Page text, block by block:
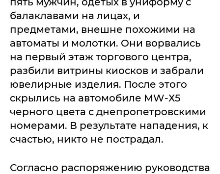
балаклавами на лицах, и
предметами, внешне похожими на
автоматы и молотки. Они ворвались
на первый этаж торгового центра,
разбили витрины киосков и забрали
ювелирные изделия. После этого
скрылись на автомобиле MW-Х5
черного цвета с днепропетровскими
номерами. В результате нападения, к
счастью, никто не пострадал.
Согласно распоряжению руководства